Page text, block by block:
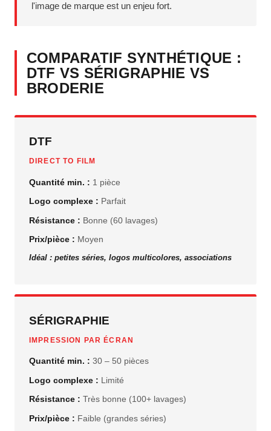
l'image de marque est un enjeu fort.
COMPARATIF SYNTHÉTIQUE :
DTF VS SÉRIGRAPHIE VS
BRODERIE
DTF
DIRECT TO FILM
Quantité min. : 1 pièce
Logo complexe : Parfait
Résistance : Bonne (60 lavages)
Prix/pièce : Moyen
Idéal : petites séries, logos multicolores, associations
SÉRIGRAPHIE
IMPRESSION PAR ÉCRAN
Quantité min. : 30 – 50 pièces
Logo complexe : Limité
Résistance : Très bonne (100+ lavages)
Prix/pièce : Faible (grandes séries)